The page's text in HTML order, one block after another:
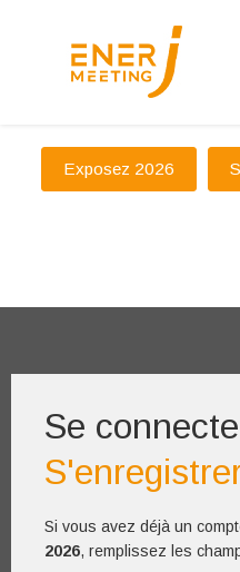
Exposez 2026
Se
Si vous avez déjà un
2026, remplissez les